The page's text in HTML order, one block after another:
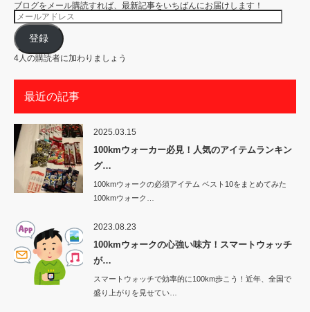
ブログをメール購読すれば、最新記事をいちばんにお届けします！
メ
ー
ル
ア
ド
レ
ス
登録
4人の購読者に加わりましょう
最近の記事
2025.03.15
100kmウォーカー必見！人気のアイテムランキン
グ…
100kmウォークの必須アイテム ベスト10をまとめてみた
100kmウォーク…
2023.08.23
100kmウォークの心強い味方！スマートウォッチ
が…
スマートウォッチで効率的に100km歩こう！近年、全国で
盛り上がりを見せてい…